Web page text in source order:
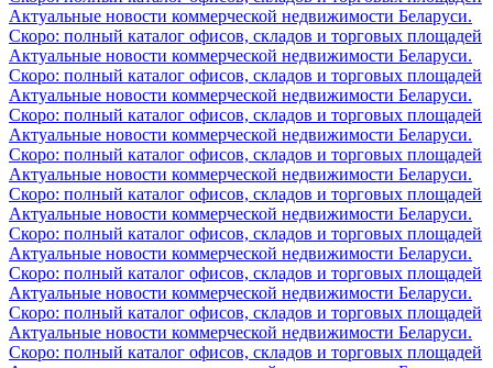
Актуальные новости коммерческой недвижимости Беларуси.
Скоро: полный каталог офисов, складов и торговых площадей
Актуальные новости коммерческой недвижимости Беларуси.
Скоро: полный каталог офисов, складов и торговых площадей
Актуальные новости коммерческой недвижимости Беларуси.
Скоро: полный каталог офисов, складов и торговых площадей
Актуальные новости коммерческой недвижимости Беларуси.
Скоро: полный каталог офисов, складов и торговых площадей
Актуальные новости коммерческой недвижимости Беларуси.
Скоро: полный каталог офисов, складов и торговых площадей
Актуальные новости коммерческой недвижимости Беларуси.
Скоро: полный каталог офисов, складов и торговых площадей
Актуальные новости коммерческой недвижимости Беларуси.
Скоро: полный каталог офисов, складов и торговых площадей
Актуальные новости коммерческой недвижимости Беларуси.
Скоро: полный каталог офисов, складов и торговых площадей
Актуальные новости коммерческой недвижимости Беларуси.
Скоро: полный каталог офисов, складов и торговых площадей